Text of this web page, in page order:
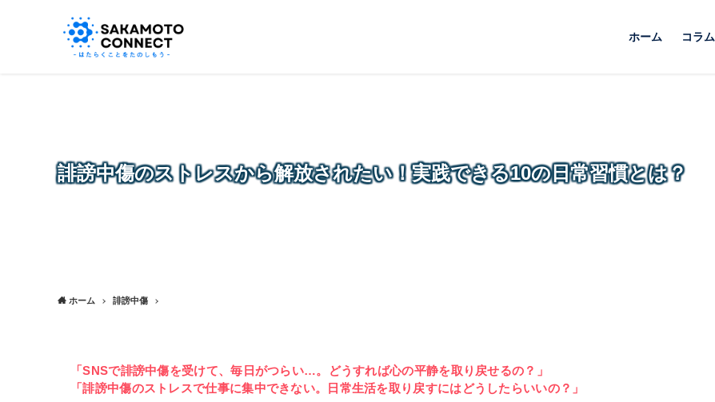
ホーム コラム
誹謗中傷のストレスから解放されたい！実践できる10の日常習慣とは？
ホーム 誹謗中傷
「SNSで誹謗中傷を受けて、毎日がつらい…。どうすれば心の平静を取り戻せるの？」
「誹謗中傷のストレスで仕事に集中できない。日常生活を取り戻すにはどうしたらいいの？」